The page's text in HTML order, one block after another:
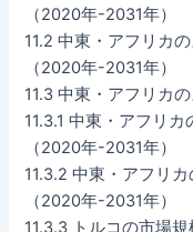
（2020年-2031年）
11.2 中東・アフリカ
（2020年-2031年）
11.3 中東・アフリカ
11.3.1 中東・アフリ
（2020年-2031年）
11.3.2 中東・アフリ
（2020年-2031年）